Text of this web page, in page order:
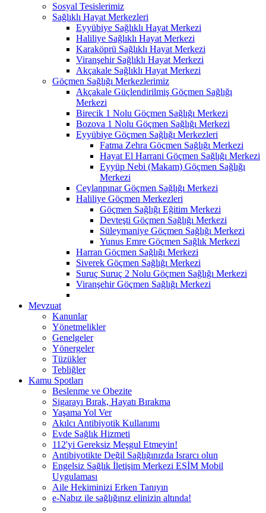
Sosyal Tesislerimiz
Sağlıklı Hayat Merkezleri
Eyyübiye Sağlıklı Hayat Merkezi
Haliliye Sağlıklı Hayat Merkezi
Karaköprü Sağlıklı Hayat Merkezi
Viranşehir Sağlıklı Hayat Merkezi
Akçakale Sağlıklı Hayat Merkezi
Göçmen Sağlığı Merkezlerimiz
Akçakale Güçlendirilmiş Göçmen Sağlığı
Merkezi
Birecik 1 Nolu Göçmen Sağlığı Merkezi
Bozova 1 Nolu Göçmen Sağlığı Merkezi
Eyyübiye Göçmen Sağlığı Merkezleri
Fatma Zehra Göçmen Sağlığı Merkezi
Hayat El Harrani Göçmen Sağlığı Merkezi
Eyyüp Nebi (Makam) Göçmen Sağlığı
Merkezi
Ceylanpınar Göçmen Sağlığı Merkezi
Haliliye Göçmen Merkezleri
Göçmen Sağlığı Eğitim Merkezi
Devteşti Göçmen Sağlığı Merkezi
Süleymaniye Göçmen Sağlığı Merkezi
Yunus Emre Göçmen Sağlık Merkezi
Harran Göçmen Sağlığı Merkezi
Siverek Göçmen Sağlığı Merkezi
Suruç Suruç 2 Nolu Göçmen Sağlığı Merkezi
Viranşehir Göçmen Sağlığı Merkezi
Mevzuat
Kanunlar
Yönetmelikler
Genelgeler
Yönergeler
Tüzükler
Tebliğler
Kamu Spotları
Beslenme ve Obezite
Sigarayı Bırak, Hayatı Bırakma
Yaşama Yol Ver
Akılcı Antibiyotik Kullanımı
Evde Sağlık Hizmeti
112'yi Gereksiz Meşgul Etmeyin!
Antibiyotikte Değil Sağlığınızda Israrcı olun
Engelsiz Sağlık İletişim Merkezi ESİM Mobil
Uygulaması
Aile Hekiminizi Erken Tanıyın
e-Nabız ile sağlığınız elinizin altında!